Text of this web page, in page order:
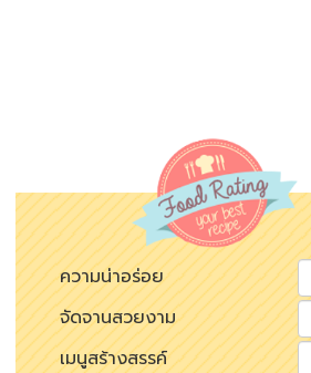
ความน่าอร่อย
จัดจานสวยงาม
เมนูสร้างสรรค์